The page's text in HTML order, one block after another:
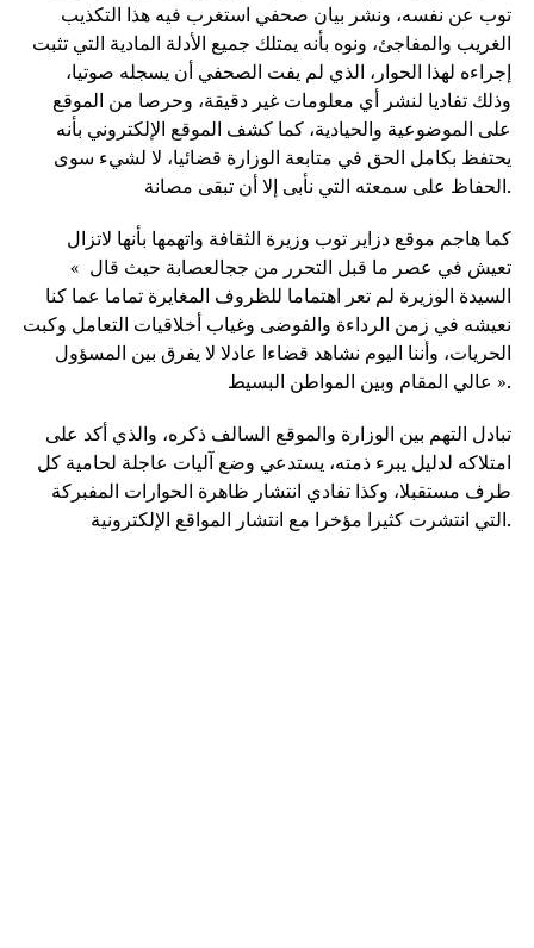
توب عن نفسه، ونشر بيان صحفي استغرب فيه هذا التكذيب
الغريب والمفاجئ، ونوه بأنه يمتلك جميع الأدلة المادية التي تثبت
إجراءه لهذا الحوار، الذي لم يفت الصحفي أن يسجله صوتيا،
وذلك تفاديا لنشر أي معلومات غير دقيقة، وحرصا من الموقع
على الموضوعية والحيادية، كما كشف الموقع الإلكتروني بأنه
يحتفظ بكامل الحق في متابعة الوزارة قضائيا، لا لشيء سوى
الحفاظ على سمعته التي نأبى إلا أن تبقى مصانة.
كما هاجم موقع دزاير توب وزيرة الثقافة واتهمها بأنها لاتزال
تعيش في عصر ما قبل التحرر من ججالعصابة حيث قال »
السيدة الوزيرة لم تعر اهتماما للظروف المغايرة تماما عما كنا
نعيشه في زمن الرداءة والفوضى وغياب أخلاقيات التعامل وكبت
الحريات، وأننا اليوم نشاهد قضاءا عادلا لا يفرق بين المسؤول
عالي المقام وبين المواطن البسيط ».
تبادل التهم بين الوزارة والموقع السالف ذكره، والذي أكد على
امتلاكه لدليل يبرء ذمته، يستدعي وضع آليات عاجلة لحامية كل
طرف مستقبلا، وكذا تفادي انتشار ظاهرة الحوارات المفبركة
التي انتشرت كثيرا مؤخرا مع انتشار المواقع الإلكترونية.